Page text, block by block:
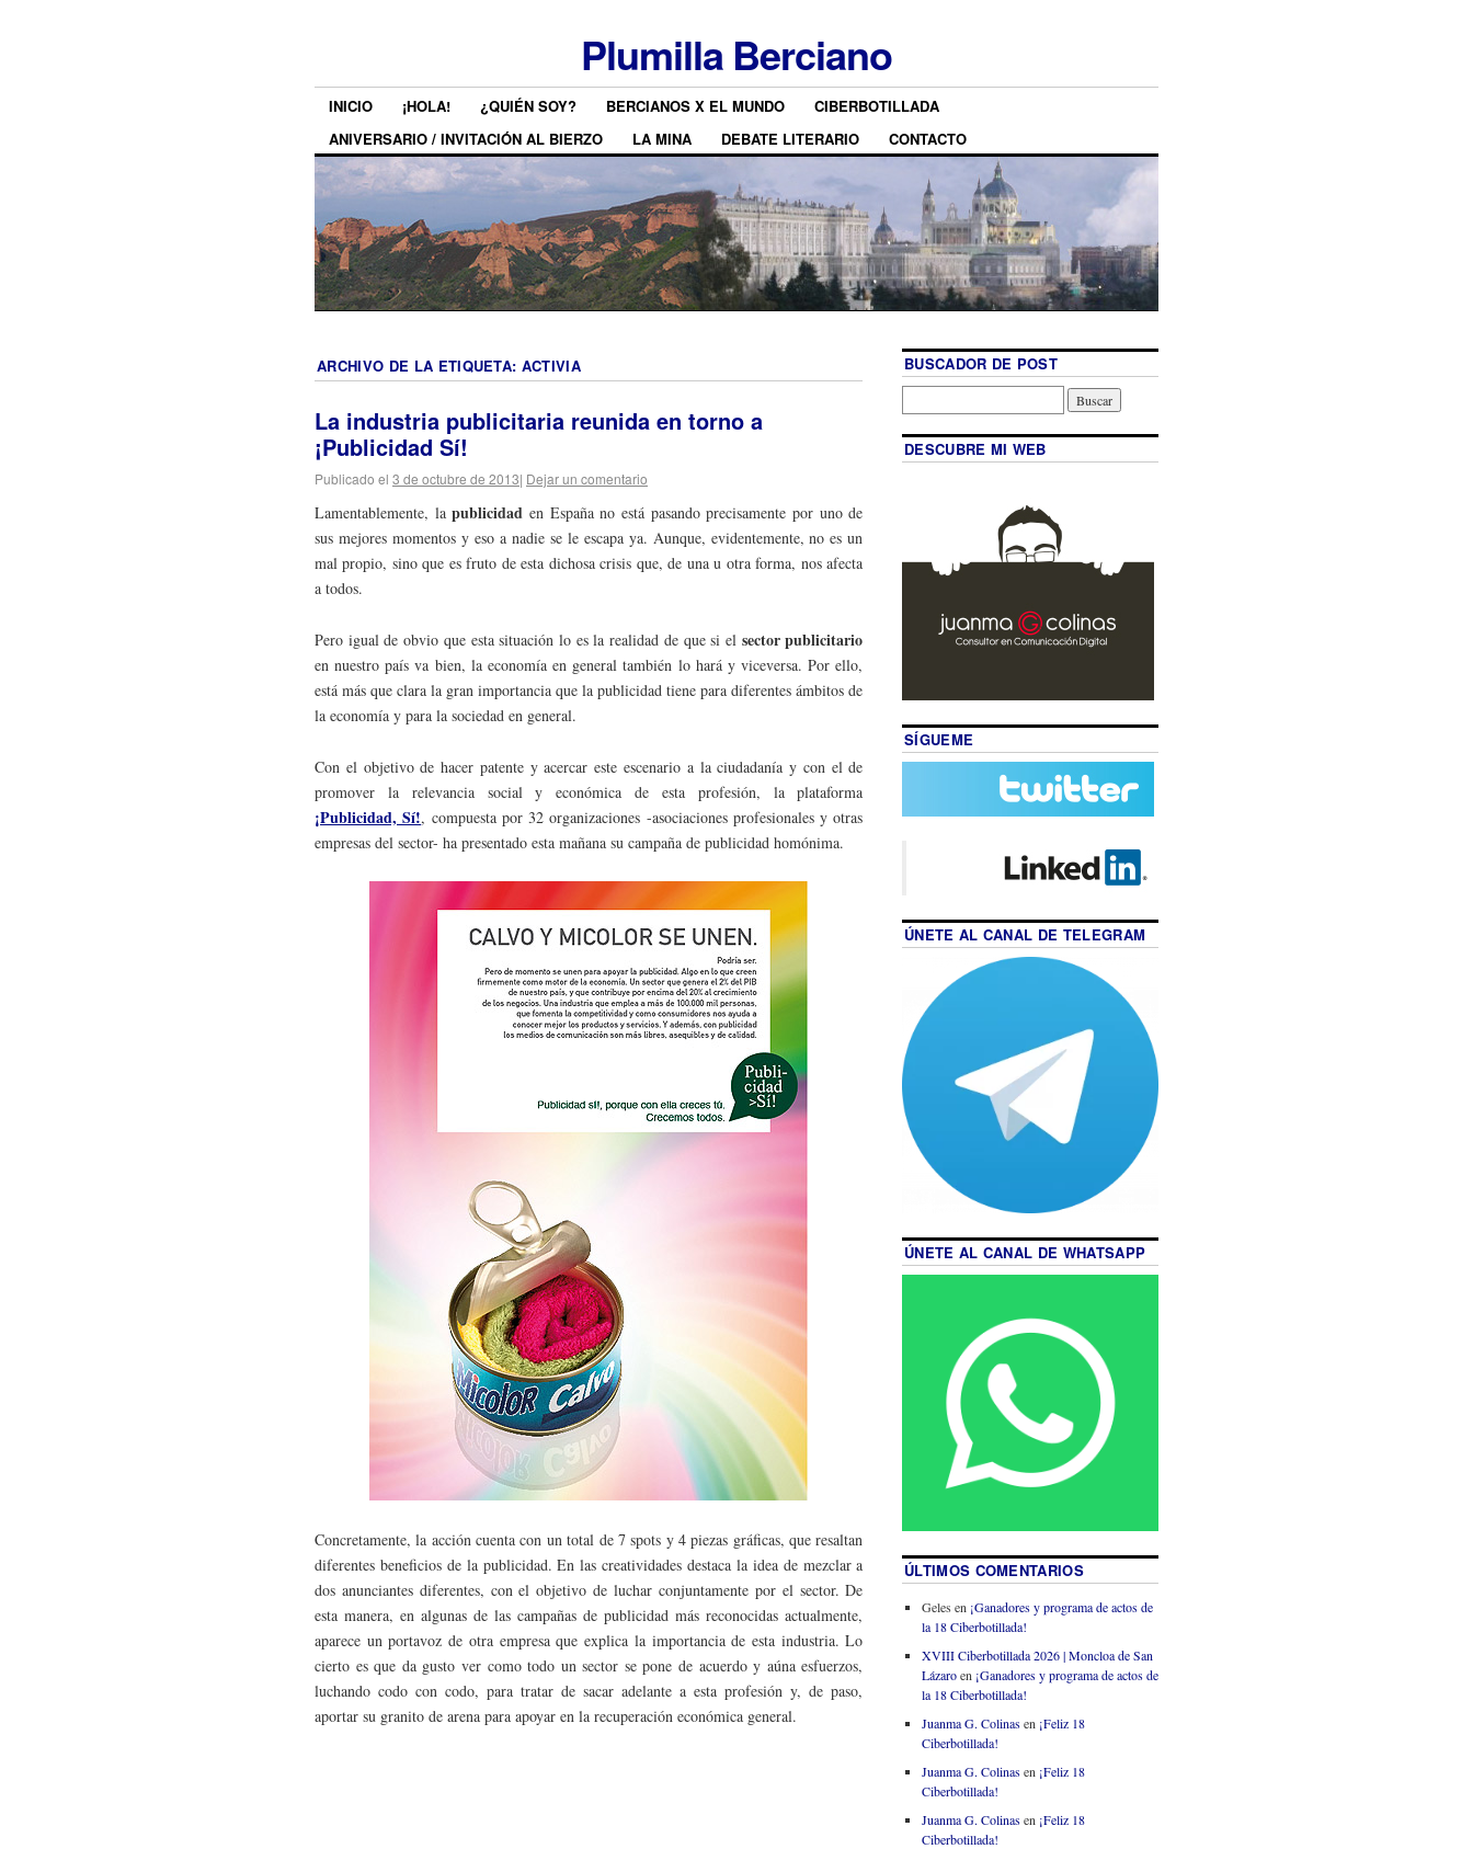
Plumilla Berciano
INICIO ¡HOLA! ¿QUIÉN SOY? BERCIANOS X EL MUNDO
CIBERBOTILLADA
ANIVERSARIO / INVITACIÓN AL BIERZO
LA MINA DEBATE LITERARIO CONTACTO
ARCHIVO DE LA ETIQUETA: ACTIVIA
La industria publicitaria reunida en torno a
¡Publicidad Sí!
Publicado el 3 de octubre de 2013| Dejar un comentario
Lamentablemente, lapublicidad en España no está pasando precisamente por uno de
sus mejores momentos y eso a nadie se le escapa ya. Aunque, evidentemente, no es un
mal propio, sino que es fruto de esta dichosa crisis que, de una u otra forma, nos afecta
a todos.
Pero igual de obvio que esta situación lo es la realidad de que si el sector publicitario
en nuestro país va bien, la economía en general también lo hará y viceversa. Por ello,
está más que clara la gran importancia que la publicidad tiene para diferentes ámbitos de
la economía y para la sociedad en general.
Con el objetivo de hacer patente y acercar este escenario a la ciudadanía y con el de
promover la relevancia social y económica de esta profesión, la plataforma
¡Publicidad, Sí!, compuesta por 32 organizaciones -asociaciones profesionales y otras
empresas del sector- ha presentado esta mañana su campaña de publicidad homónima.
Concretamente, la acción cuenta con un total de 7 spots y 4 piezas gráficas, que resaltan
diferentes beneficios de la publicidad. En las creatividades destaca la idea de mezclar a
dos anunciantes diferentes, con el objetivo de luchar conjuntamente por el sector. De
esta manera, en algunas de las campañas de publicidad más reconocidas actualmente,
aparece un portavoz de otra empresa que explica la importancia de esta industria. Lo
cierto es que da gusto ver como todo un sector se pone de acuerdo y aúna esfuerzos,
luchando codo con codo, para tratar de sacar adelante a esta profesión y, de paso,
aportar su granito de arena para apoyar en la recuperación económica general.
BUSCADOR DE POST
DESCUBRE MI WEB
SÍGUEME
ÚNETE AL CANAL DE TELEGRAM
ÚNETE AL CANAL DE WHATSAPP
ÚLTIMOS COMENTARIOS
Geles en ¡Ganadores y programa de actos de
la 18 Ciberbotillada!
XVIII Ciberbotillada 2026 | Moncloa de San
Lázaroen ¡Ganadores y programa de actos de
la 18 Ciberbotillada!
Juanma G. Colinasen ¡Feliz 18
Ciberbotillada!
Juanma G. Colinasen ¡Feliz 18
Ciberbotillada!
Juanma G. Colinasen ¡Feliz 18
Ciberbotillada!